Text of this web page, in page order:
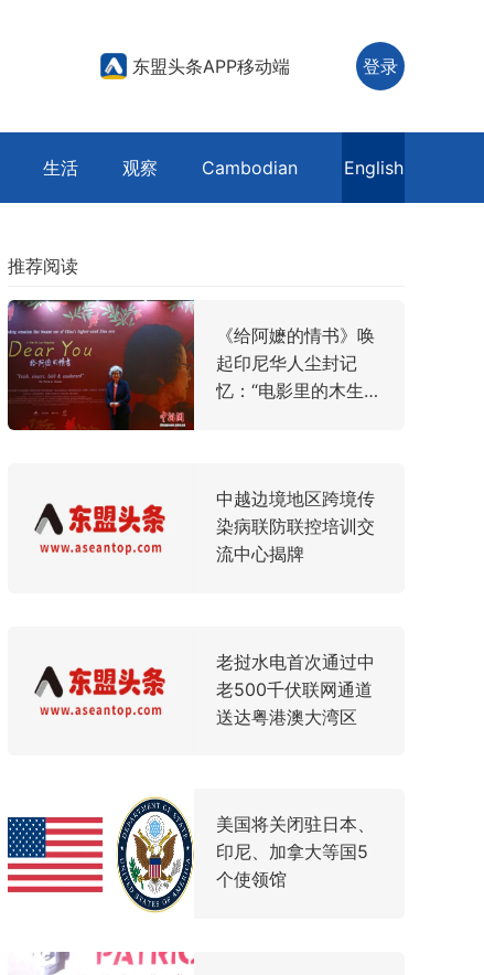
东盟头条APP移动端 登录
生活 观察 Cambodian English
推荐阅读
《给阿嬷的情书》唤
起印尼华人尘封记
忆：“电影里的木生，
中越边境地区跨境传
染病联防联控培训交
流中心揭牌
老挝水电首次通过中
老500千伏联网通道
送达粤港澳大湾区
美国将关闭驻日本、
印尼、加拿大等国5
个使领馆